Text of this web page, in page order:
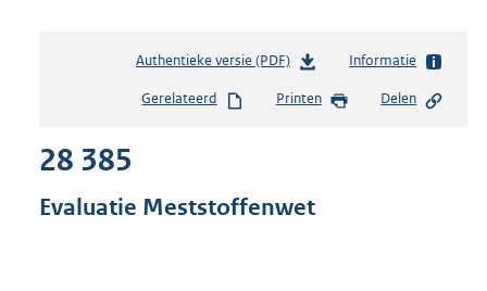
Authentieke versie (PDF)b
s
s
Informatie
Gerelateerd Printen Delen
28 385
Evaluatie Meststoffenwet